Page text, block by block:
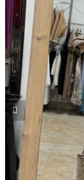
hviezdičiek.